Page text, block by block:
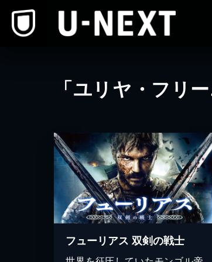
「ユリヤ・フリ
フューリアス 双剣の戦士